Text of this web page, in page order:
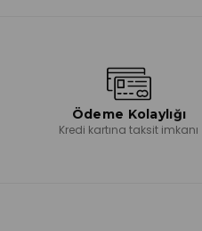
Ödeme Kolaylığı
Kredi kartına taksit imkanı